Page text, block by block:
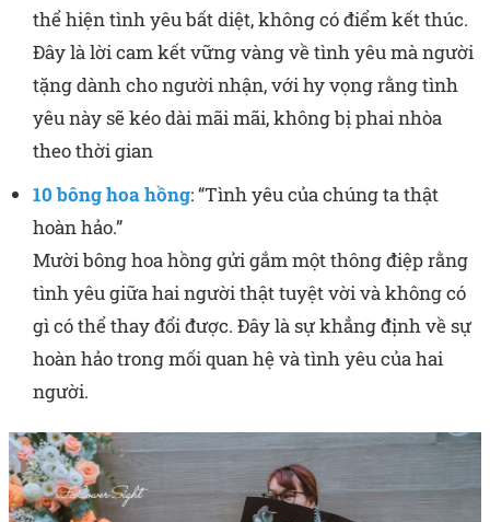
thể hiện tình yêu bất diệt, không có điểm kết thúc.
Đây là lời cam kết vững vàng về tình yêu mà người
tặng dành cho người nhận, với hy vọng rằng tình
yêu này sẽ kéo dài mãi mãi, không bị phai nhòa
theo thời gian
10 bông hoa hồng: “Tình yêu của chúng ta thật
hoàn hảo.”
Mười bông hoa hồng gửi gắm một thông điệp rằng
tình yêu giữa hai người thật tuyệt vời và không có
gì có thể thay đổi được. Đây là sự khẳng định về sự
hoàn hảo trong mối quan hệ và tình yêu của hai
người.